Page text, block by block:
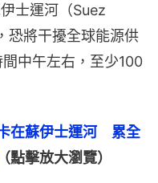
士運河（Suez
恐將干擾全球能源供
中午左右，至少100
在蘇伊士運河　累全
點擊放大瀏覽）